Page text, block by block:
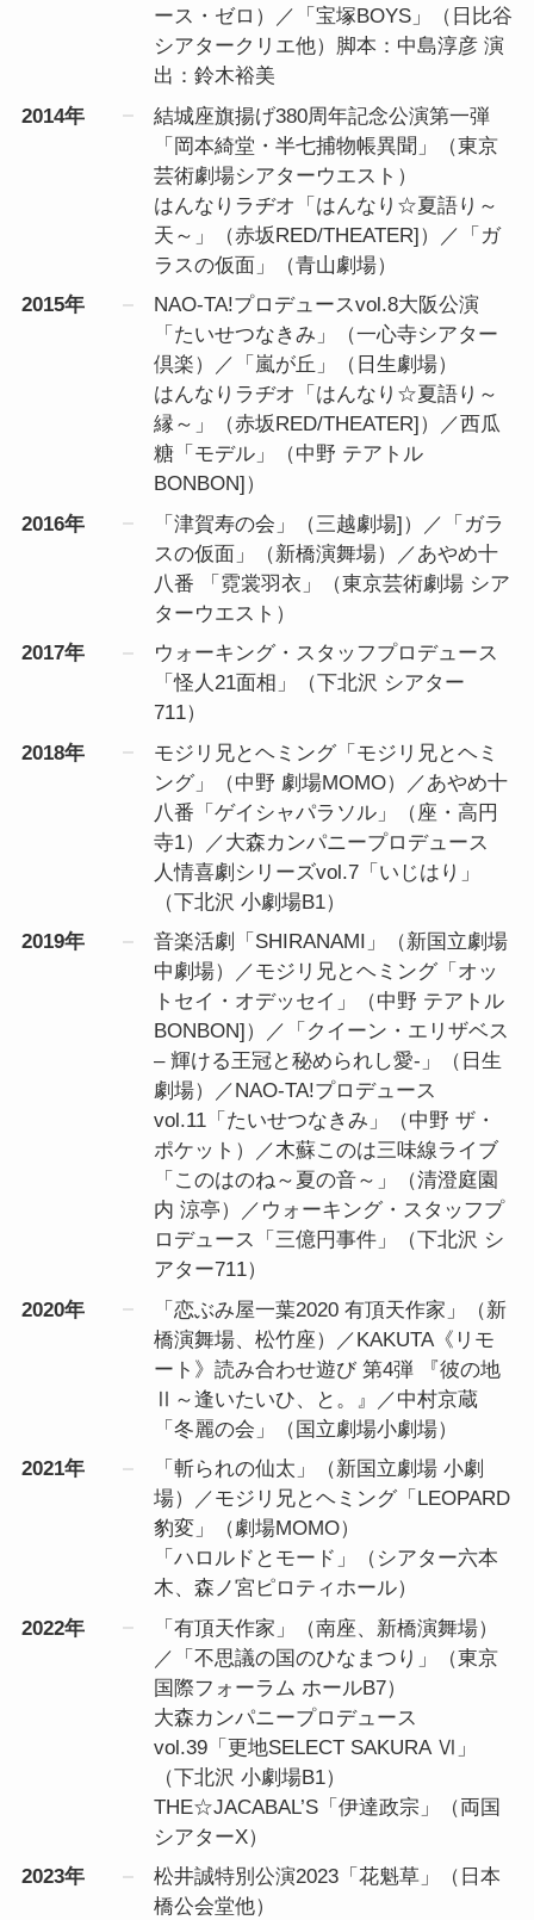
ース・ゼロ）／「宝塚BOYS」（日比谷
シアタークリエ他）脚本：中島淳彦 演
出：鈴木裕美
2014年
結城座旗揚げ380周年記念公演第一弾
「岡本綺堂・半七捕物帳異聞」（東京
芸術劇場シアターウエスト）
はんなりラヂオ「はんなり☆夏語り～
天～」（赤坂RED/THEATER]）／「ガ
ラスの仮面」（青山劇場）
2015年
NAO-TA!プロデュースvol.8大阪公演
「たいせつなきみ」（一心寺シアター
倶楽）／「嵐が丘」（日生劇場）
はんなりラヂオ「はんなり☆夏語り～
縁～」（赤坂RED/THEATER]）／西瓜
糖「モデル」（中野 テアトル
BONBON]）
2016年
「津賀寿の会」（三越劇場]）／「ガラ
スの仮面」（新橋演舞場）／あやめ十
八番 「霓裳羽衣」（東京芸術劇場 シア
ターウエスト）
2017年
ウォーキング・スタッフプロデュース
「怪人21面相」（下北沢 シアター
711）
2018年
モジリ兄とヘミング「モジリ兄とヘミ
ング」（中野 劇場MOMO）／あやめ十
八番「ゲイシャパラソル」（座・高円
寺1）／大森カンパニープロデュース
人情喜劇シリーズvol.7「いじはり」
（下北沢 小劇場B1）
2019年
音楽活劇「SHIRANAMI」（新国立劇場
中劇場）／モジリ兄とヘミング「オッ
トセイ・オデッセイ」（中野 テアトル
BONBON]）／「クイーン・エリザベス
– 輝ける王冠と秘められし愛-」（日生
劇場）／NAO-TA!プロデュース
vol.11「たいせつなきみ」（中野 ザ・
ポケット）／木蘇このは三味線ライブ
「このはのね～夏の音～」（清澄庭園
内 涼亭）／ウォーキング・スタッフプ
ロデュース「三億円事件」（下北沢 シ
アター711）
2020年
「恋ぶみ屋一葉2020 有頂天作家」（新
橋演舞場、松竹座）／KAKUTA《リモ
ート》読み合わせ遊び 第4弾 『彼の地
Ⅱ～逢いたいひ、と。』／中村京蔵
「冬麗の会」（国立劇場小劇場）
2021年
「斬られの仙太」（新国立劇場 小劇
場）／モジリ兄とヘミング「LEOPARD
豹変」（劇場MOMO）
「ハロルドとモード」（シアター六本
木、森ノ宮ピロティホール）
2022年
「有頂天作家」（南座、新橋演舞場）
／「不思議の国のひなまつり」（東京
国際フォーラム ホールB7）
大森カンパニープロデュース
vol.39「更地SELECT SAKURA Ⅵ」
（下北沢 小劇場B1）
THE☆JACABAL’S「伊達政宗」（両国
シアターX）
2023年
松井誠特別公演2023「花魁草」（日本
橋公会堂他）